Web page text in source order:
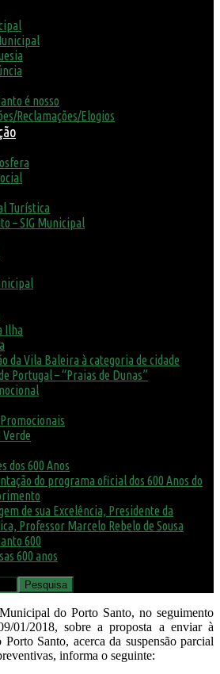
é nosso
Reclamações/Elogios
Turística
– SIG Municipal
Ilha
da Vila Baleira à categoria de cidade
Portugal – “Praias de Dunas”
dos 600 Anos
do programa oficial dos 600 Anos do
de sua Excelência, Presidente da
Professor Marcelo Rebelo de Sousa
600
600 anos
do Porto Santo, no seguimento
01/2018, sobre a proposta a enviar à
Santo, acerca da suspensão parcial
informa o seguinte: